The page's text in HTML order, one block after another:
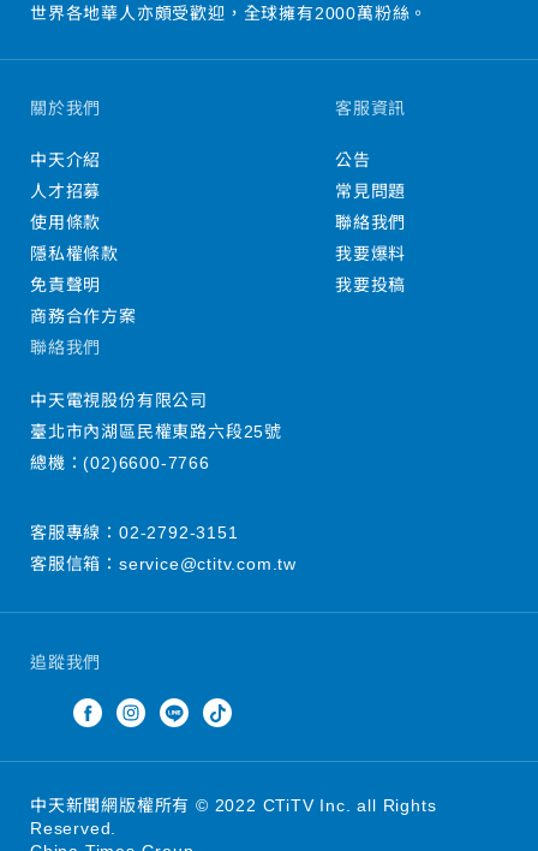
世界各地華人亦頗受歡迎，全球擁有2000萬粉絲。
追蹤我們
關於我們
中天介紹
人才招募
使用條款
隱私權條款
免責聲明
商務合作方案
客服資訊
公告
常見問題
聯絡我們
我要爆料
我要投稿
聯絡我們
中天電視股份有限公司
臺北市內湖區民權東路六段25號
總機：(02)6600-7766
客服專線： 02-2792-3151
客服信箱： service@ctitv.com.tw
中天新聞網版權所有 © 2022 CTiTV Inc. all Rights
Reserved.